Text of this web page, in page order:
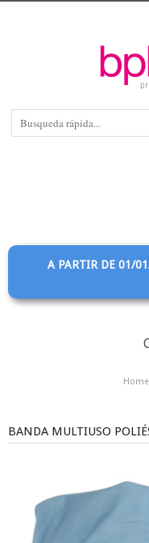
A PARTIR DE 01/
Home
BANDA MULTIUSO